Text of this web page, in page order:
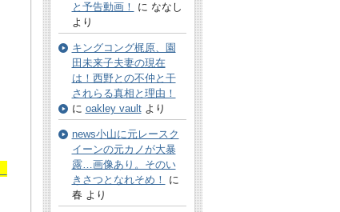
と予告動画！
に ななし
より
キングコング梶原、園
田未来子夫妻の現在
は！西野との不仲と干
されらる真相と理由！
に oakley vaultより
news小山に元レースク
イーンの元カノが大暴
露…画像あり。そのい
きさつとなれそめ！
に
春 より